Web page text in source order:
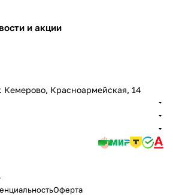
и акции
Кемерово, Красноармейская, 14
Оферта